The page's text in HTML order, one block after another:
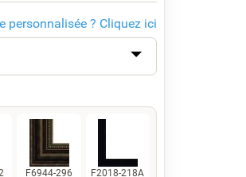
personnalisée ? Cliquez ici
F6944-296 F2018-218A